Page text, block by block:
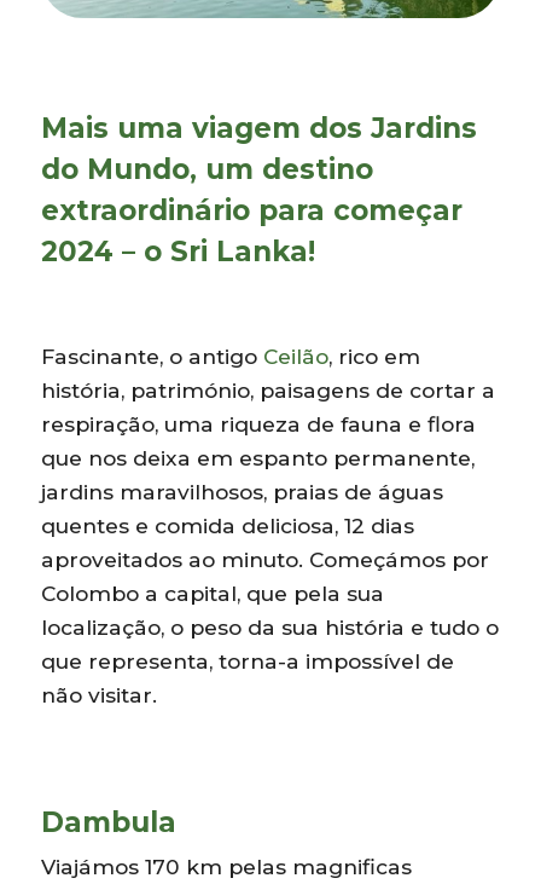
Mais uma viagem dos Jardins
do Mundo, um destino
extraordinário para começar
2024 – o Sri Lanka!
Fascinante, o antigo Ceilão, rico em
história, património, paisagens de cortar a
respiração, uma riqueza de fauna e flora
que nos deixa em espanto permanente,
jardins maravilhosos, praias de águas
quentes e comida deliciosa, 12 dias
aproveitados ao minuto. Começámos por
Colombo a capital, que pela sua
localização, o peso da sua história e tudo o
que representa, torna-a impossível de
não visitar.
Dambula
Viajámos 170 km pelas magnificas